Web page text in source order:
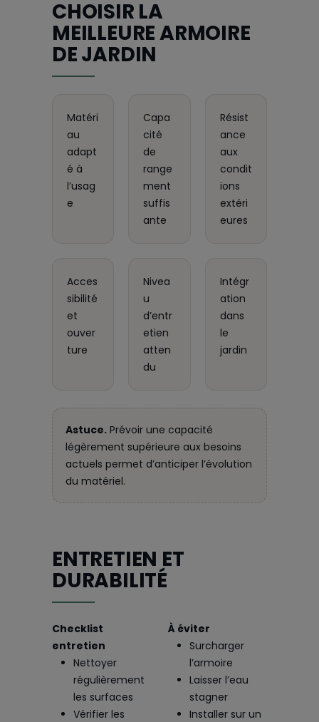
CHOISIR LA
MEILLEURE ARMOIRE
DE JARDIN
Matéri
au
adapt
é à
l’usag
e
Capa
cité
de
range
ment
suffis
ante
Résist
ance
aux
condit
ions
extéri
eures
Acces
sibilité
et
ouver
ture
Nivea
u
d’entr
etien
atten
du
Intégr
ation
dans
le
jardin
Astuce. Prévoir une capacité
légèrement supérieure aux besoins
actuels permet d’anticiper l’évolution
du matériel.
ENTRETIEN ET
DURABILITÉ
Checklist
entretien
Nettoyer
régulièrement
les surfaces
Vérifier les
À éviter
Surcharger
l’armoire
Laisser l’eau
stagner
Installer sur un